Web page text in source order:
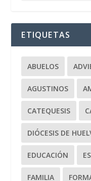
ETIQUETAS
ABUELOS
AGUSTINOS
CATEQUESIS
DIÓCESIS DE
EDUCACIÓN
FAMILIA